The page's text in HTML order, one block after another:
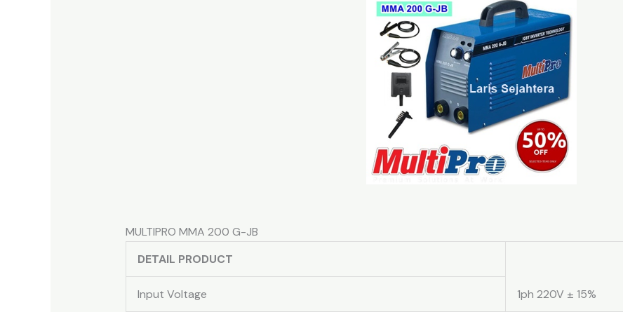
MULTIPRO MMA 200 G-JB
DETAIL PRODUCT
Input Voltage 1ph 220V ± 15%